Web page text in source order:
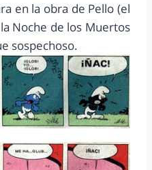
en la obra de Pello (el
Noche de los Muertos
sospechoso.